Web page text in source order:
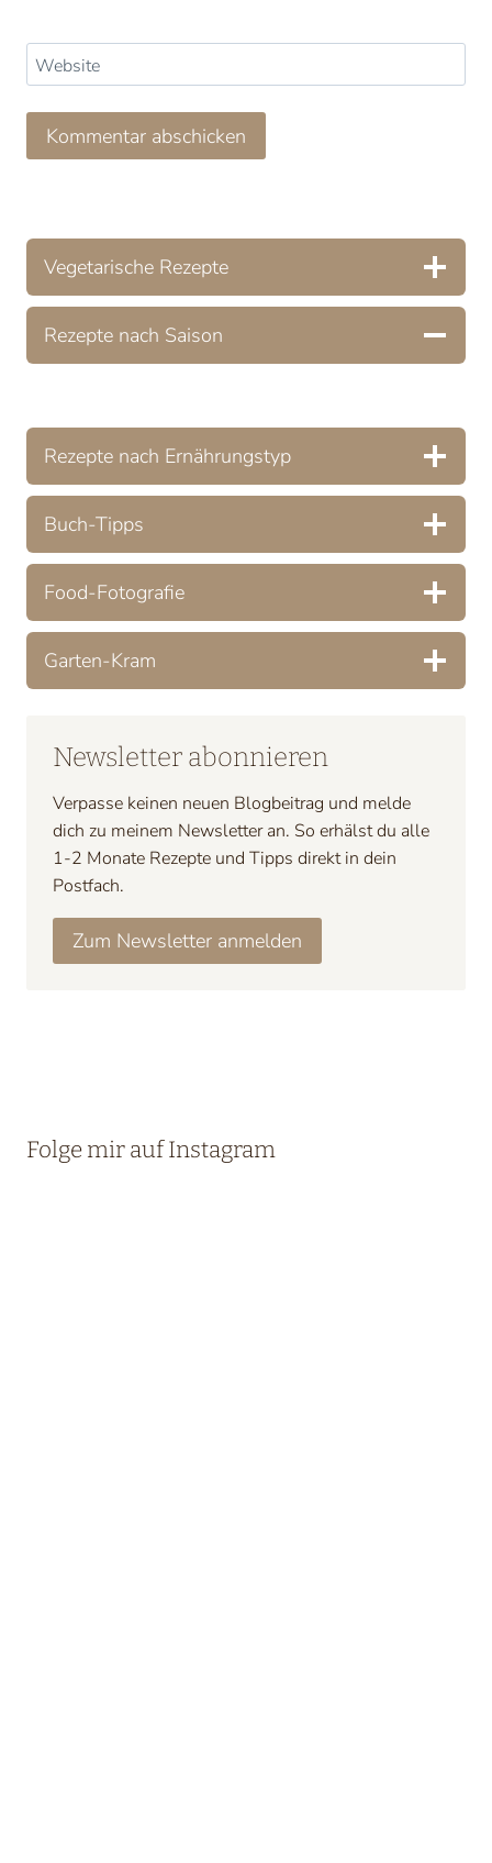
Website
Vegetarische Rezepte
Rezepte nach Saison
Rezepte nach Ernährungstyp
Buch-Tipps
Food-Fotografie
Garten-Kram
Newsletter abonnieren
Verpasse keinen neuen Blogbeitrag und melde
dich zu meinem Newsletter an. So erhälst du alle
1-2 Monate Rezepte und Tipps direkt in dein
Postfach.
Zum Newsletter anmelden
Folge mir auf Instagram